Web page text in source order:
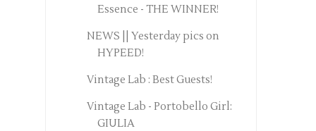
Essence - THE WINNER!
NEWS || Yesterday pics on
HYPEED!
Vintage Lab : Best Guests!
Vintage Lab - Portobello Girl:
GIULIA